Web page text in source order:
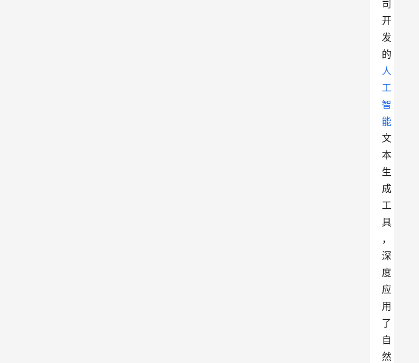
司
开
发
的
人
工
智
能
文
本
生
成
工
具
，
深
度
应
用
了
自
然